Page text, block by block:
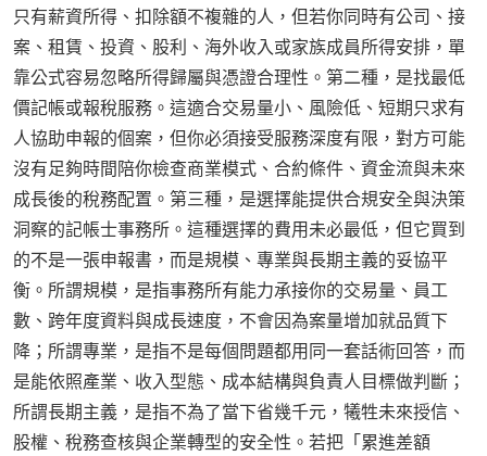
只有薪資所得、扣除額不複雜的人，但若你同時有公司、接
案、租賃、投資、股利、海外收入或家族成員所得安排，單
靠公式容易忽略所得歸屬與憑證合理性。第二種，是找最低
價記帳或報稅服務。這適合交易量小、風險低、短期只求有
人協助申報的個案，但你必須接受服務深度有限，對方可能
沒有足夠時間陪你檢查商業模式、合約條件、資金流與未來
成長後的稅務配置。第三種，是選擇能提供合規安全與決策
洞察的記帳士事務所。這種選擇的費用未必最低，但它買到
的不是一張申報書，而是規模、專業與長期主義的妥協平
衡。所謂規模，是指事務所有能力承接你的交易量、員工
數、跨年度資料與成長速度，不會因為案量增加就品質下
降；所謂專業，是指不是每個問題都用同一套話術回答，而
是能依照產業、收入型態、成本結構與負責人目標做判斷；
所謂長期主義，是指不為了當下省幾千元，犧牲未來授信、
股權、稅務查核與企業轉型的安全性。若把「累進差額